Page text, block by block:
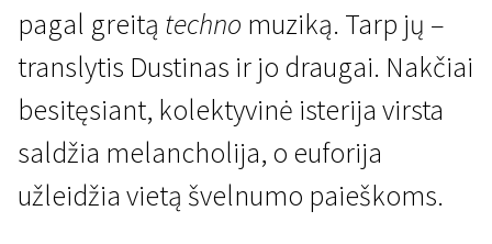
pagal greitą techno muziką. Tarp jų –
translytis Dustinas ir jo draugai. Nakčiai
besitęsiant, kolektyvinė isterija virsta
saldžia melancholija, o euforija
užleidžia vietą švelnumo paieškoms.